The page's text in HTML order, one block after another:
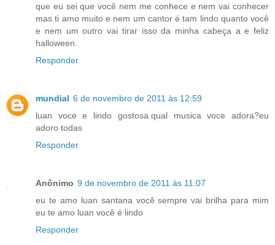
que eu sei que você nem me conhece e nem vai conhecer
mas ti amo muito e nem um cantor é tam lindo quanto você
e nem um outro vai tirar isso da minha cabeça a e feliz
halloween.
Responder
mundial 6 de novembro de 2011 às 12:59
luan voce e lindo gostosa.qual musica voce adora?eu
adoro todas
Responder
Anônimo 9 de novembro de 2011 às 11:07
eu te amo luan santana você sempre vai brilha para mim
eu te amo luan você é lindo
Responder